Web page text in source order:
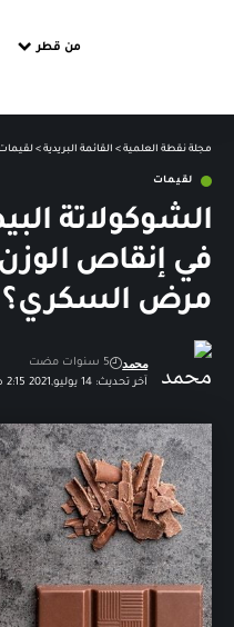
من قطر
مجلة نقطة العلمية > القائمة البريدية > لقيمات
لقيمات
الشوكولاتة
في إنقاص
مرض السكري؟
آخر تحديث: 14 يوليو,2021 2:15 ص
محمد 5 سنوات مضت